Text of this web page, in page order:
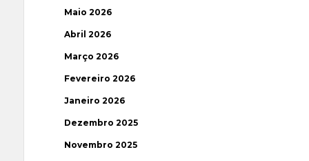
Maio 2026
Abril 2026
Março 2026
Fevereiro 2026
Janeiro 2026
Dezembro 2025
Novembro 2025